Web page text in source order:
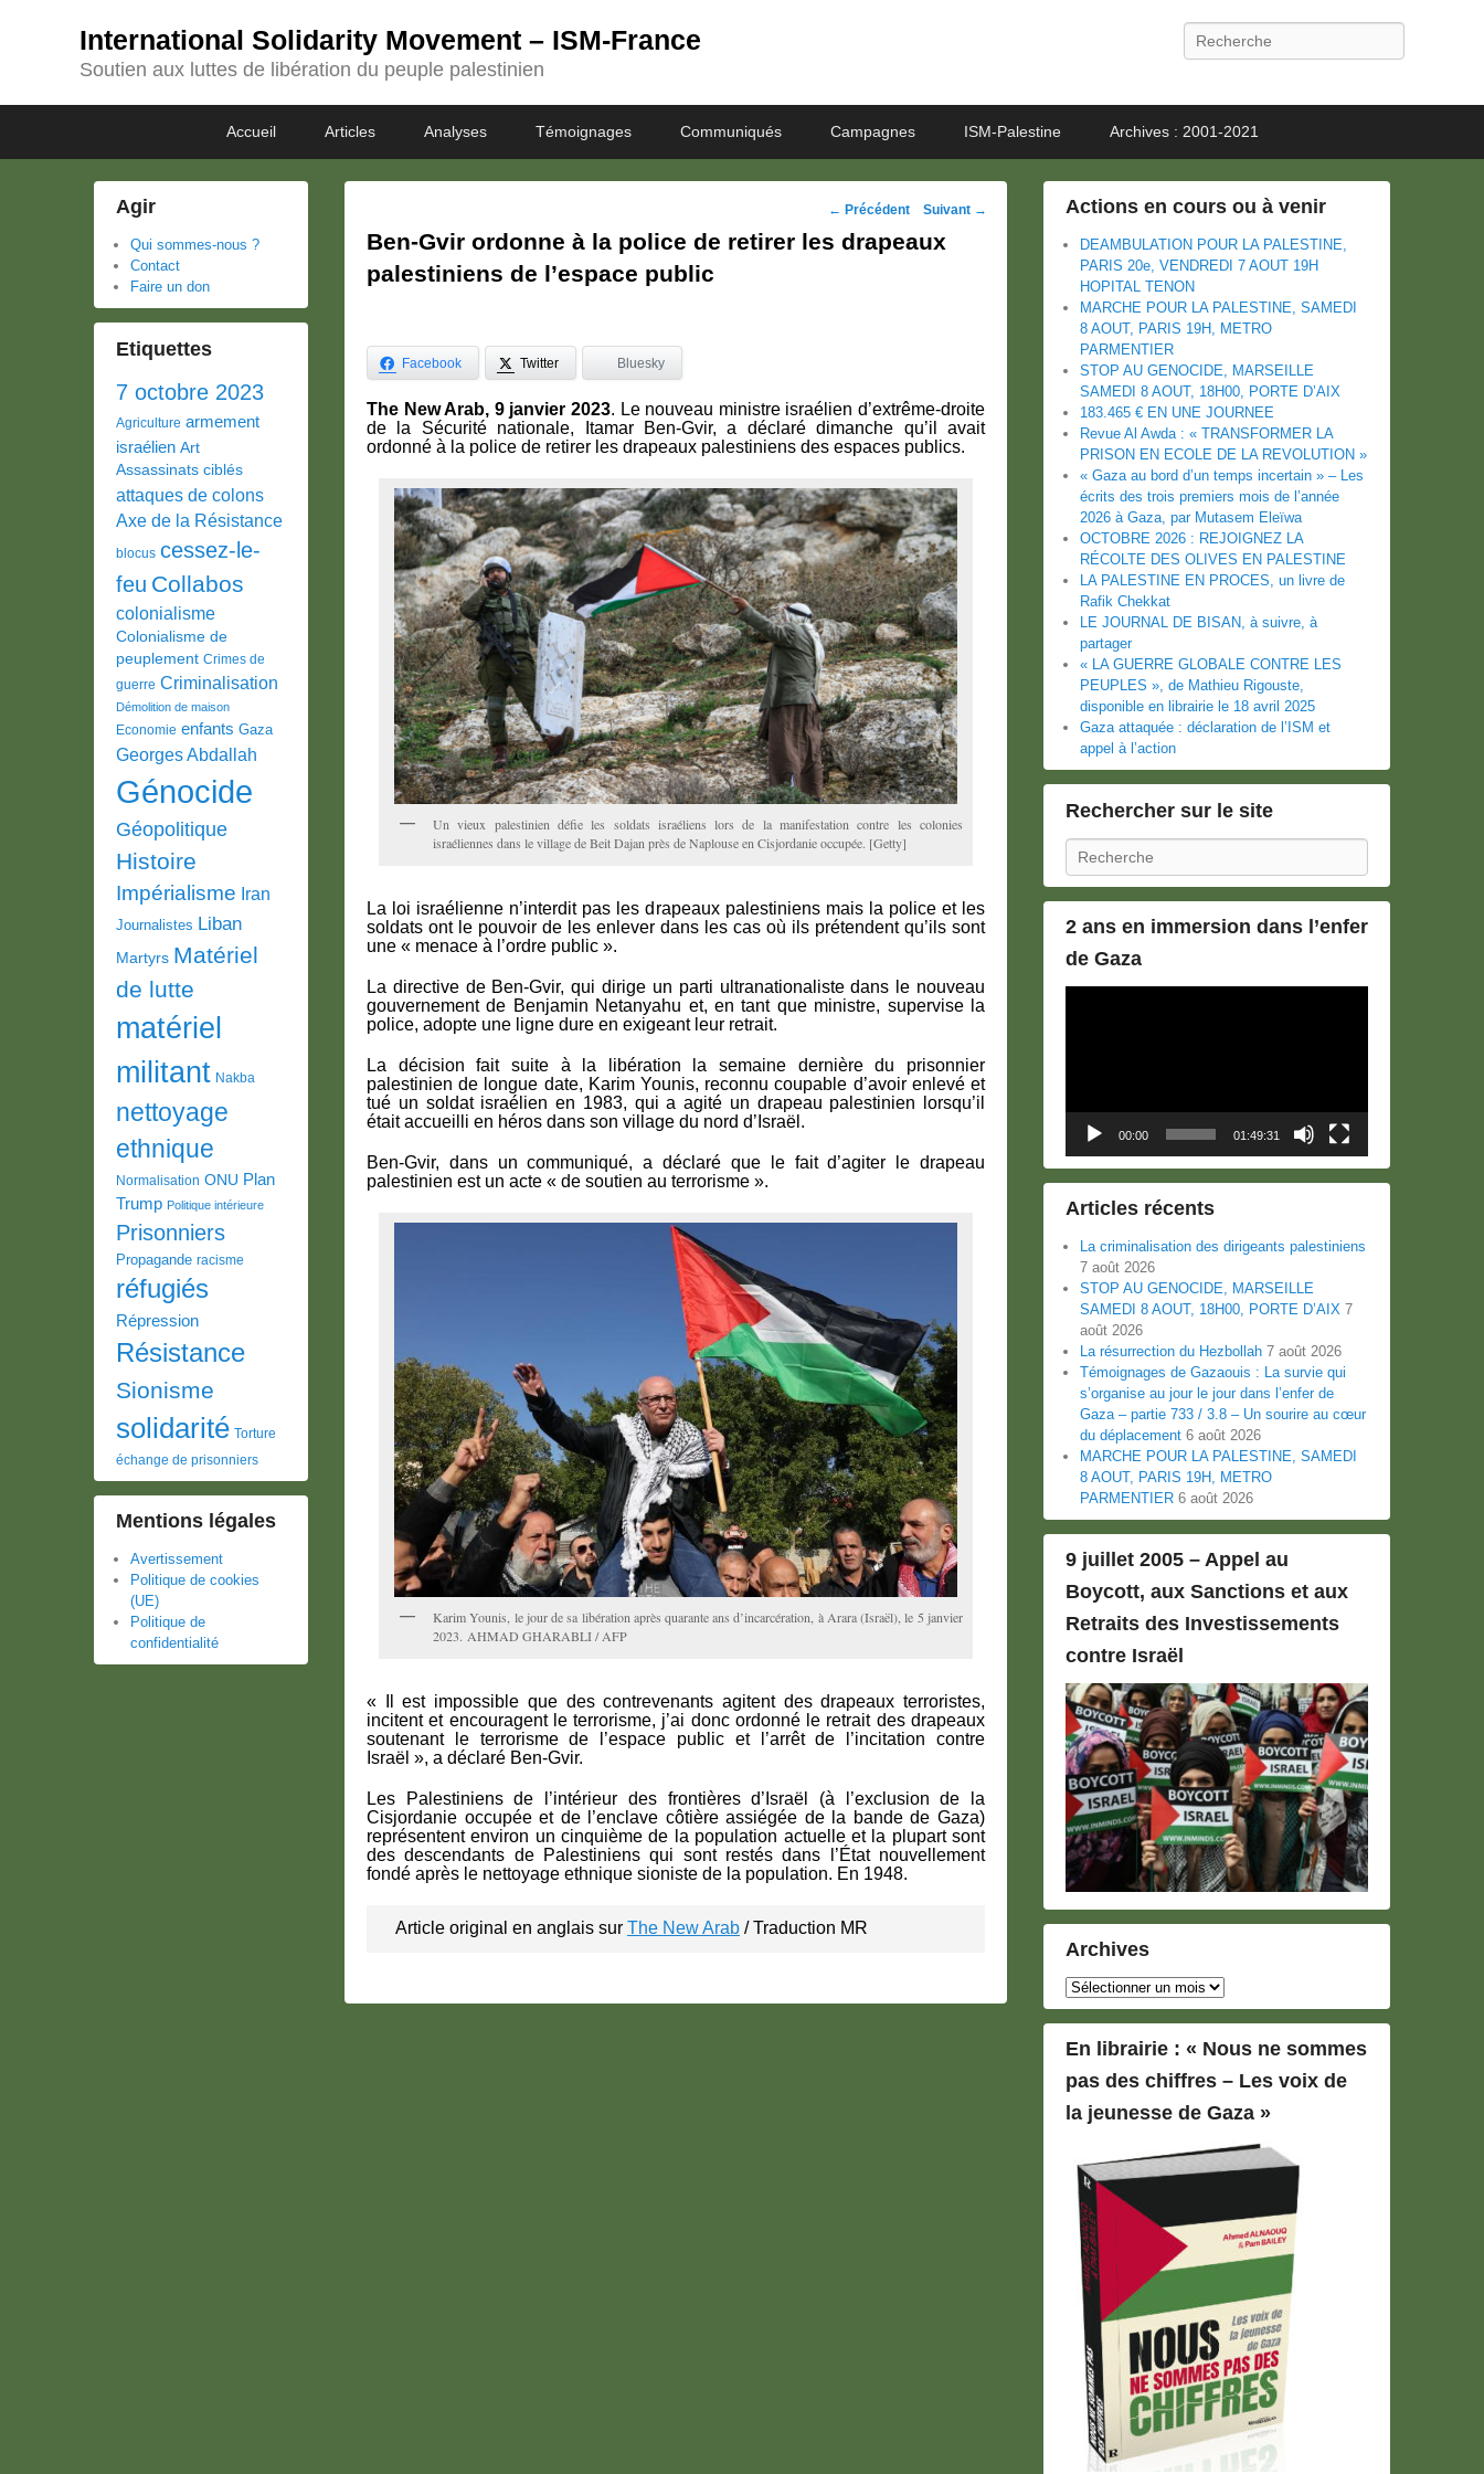
International Solidarity Movement – ISM-France
Soutien aux luttes de libération du peuple palestinien
Recherche
menu
Accueil Articles Analyses Témoignages Communiqués Campagnes ISM-Palestine Archives : 2001-2021
Navigation
des
← Précédent Suivant →
Ben-Gvir ordonne à la police de retirer les drapeaux
palestiniens de l’espace public
Facebook Twitter Bluesky
The New Arab, 9 janvier 2023. Le nouveau ministre israélien d’extrême-droite
de la Sécurité nationale, Itamar Ben-Gvir, a déclaré dimanche qu’il avait
ordonné à la police de retirer les drapeaux palestiniens des espaces publics.
Un vieux palestinien défie les soldats israéliens lors de la manifestation contre les colonies
israéliennes dans le village de Beit Dajan près de Naplouse en Cisjordanie occupée. [Getty]
La loi israélienne n’interdit pas les drapeaux palestiniens mais la police et les
soldats ont le pouvoir de les enlever dans les cas où ils prétendent qu’ils sont
une « menace à l’ordre public ».
La directive de Ben-Gvir, qui dirige un parti ultranationaliste dans le nouveau
gouvernement de Benjamin Netanyahu et, en tant que ministre, supervise la
police, adopte une ligne dure en exigeant leur retrait.
La décision fait suite à la libération la semaine dernière du prisonnier
palestinien de longue date, Karim Younis, reconnu coupable d’avoir enlevé et
tué un soldat israélien en 1983, qui a agité un drapeau palestinien lorsqu’il
était accueilli en héros dans son village du nord d’Israël.
Ben-Gvir, dans un communiqué, a déclaré que le fait d’agiter le drapeau
palestinien est un acte « de soutien au terrorisme ».
Karim Younis, le jour de sa libération après quarante ans d’incarcération, à Arara (Israël), le 5 janvier
2023. AHMAD GHARABLI / AFP
« Il est impossible que des contrevenants agitent des drapeaux terroristes,
incitent et encouragent le terrorisme, j’ai donc ordonné le retrait des drapeaux
soutenant le terrorisme de l’espace public et l’arrêt de l’incitation contre
Israël », a déclaré Ben-Gvir.
Les Palestiniens de l’intérieur des frontières d’Israël (à l’exclusion de la
Cisjordanie occupée et de l’enclave côtière assiégée de la bande de Gaza)
représentent environ un cinquième de la population actuelle et la plupart sont
des descendants de Palestiniens qui sont restés dans l’État nouvellement
fondé après le nettoyage ethnique sioniste de la population. En 1948.
Article original en anglais sur The New Arab / Traduction MR
Actions en cours ou à venir
DEAMBULATION POUR LA PALESTINE,
PARIS 20e, VENDREDI 7 AOUT 19H
HOPITAL TENON
MARCHE POUR LA PALESTINE, SAMEDI
8 AOUT, PARIS 19H, METRO
PARMENTIER
STOP AU GENOCIDE, MARSEILLE
SAMEDI 8 AOUT, 18H00, PORTE D’AIX
183.465 € EN UNE JOURNEE
Revue Al Awda : « TRANSFORMER LA
PRISON EN ECOLE DE LA REVOLUTION »
« Gaza au bord d’un temps incertain » – Les
écrits des trois premiers mois de l’année
2026 à Gaza, par Mutasem Eleïwa
OCTOBRE 2026 : REJOIGNEZ LA
RÉCOLTE DES OLIVES EN PALESTINE
LA PALESTINE EN PROCES, un livre de
Rafik Chekkat
LE JOURNAL DE BISAN, à suivre, à
partager
« LA GUERRE GLOBALE CONTRE LES
PEUPLES », de Mathieu Rigouste,
disponible en librairie le 18 avril 2025
Gaza attaquée : déclaration de l’ISM et
appel à l’action
Rechercher sur le site
Recherche
2 ans en immersion dans l’enfer
de Gaza
00:00 01:49:31
Articles récents
La criminalisation des dirigeants palestiniens
7 août 2026
STOP AU GENOCIDE, MARSEILLE
SAMEDI 8 AOUT, 18H00, PORTE D’AIX 7
août 2026
La résurrection du Hezbollah 7 août 2026
Témoignages de Gazaouis : La survie qui
s’organise au jour le jour dans l’enfer de
Gaza – partie 733 / 3.8 – Un sourire au cœur
du déplacement 6 août 2026
MARCHE POUR LA PALESTINE, SAMEDI
8 AOUT, PARIS 19H, METRO
PARMENTIER 6 août 2026
9 juillet 2005 – Appel au
Boycott, aux Sanctions et aux
Retraits des Investissements
contre Israël
Archives
Archives
En librairie : « Nous ne sommes
pas des chiffres – Les voix de
la jeunesse de Gaza »
Agir
Qui sommes-nous ?
Contact
Faire un don
Etiquettes
7 octobre 2023
Agriculture armement
israélien Art
Assassinats ciblés
attaques de colons
Axe de la Résistance
blocus cessez-le-
feu Collabos
colonialisme
Colonialisme de
peuplement Crimes de
guerre Criminalisation
Démolition de maison
Economie enfants Gaza
Georges Abdallah
Génocide
Géopolitique
Histoire
Impérialisme Iran
Journalistes Liban
Martyrs Matériel
de lutte
matériel
militant Nakba
nettoyage
ethnique
Normalisation ONU Plan
Trump Politique intérieure
Prisonniers
Propagande racisme
réfugiés
Répression
Résistance
Sionisme
solidarité Torture
échange de prisonniers
Mentions légales
Avertissement
Politique de cookies
(UE)
Politique de
confidentialité